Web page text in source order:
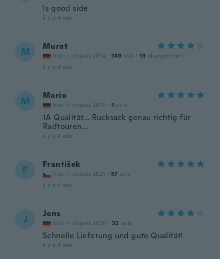
Is good side
il y a 4 ans
M Murat
Inscrit depuis 2014 · 149 avis · 13 chargements
il y a 4 ans
M Mario
Inscrit depuis 2019 · 1 avis
1A Qualität... Rucksack genau richtig für
Radtouren...
il y a 4 ans
F František
Inscrit depuis 2021 · 57 avis
il y a 4 ans
J Jens
Inscrit depuis 2020 · 32 avis
Schnelle Lieferung und gute Qualität!
il y a 4 ans